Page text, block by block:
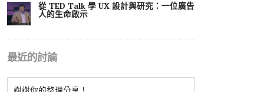
從 TED Talk 學 UX 設計與研究：一位廣告
人的生命啟示
最近的討論